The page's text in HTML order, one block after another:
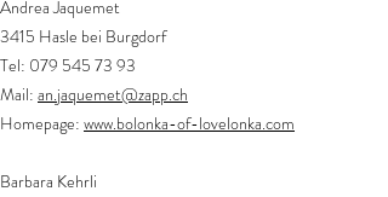
Andrea Jaquemet
3415 Hasle bei Burgdorf
Tel: 079 545 73 93
Mail: an.jaquemet@zapp.ch
Homepage: www.bolonka-of-lovelonka.com
Barbara Kehrli